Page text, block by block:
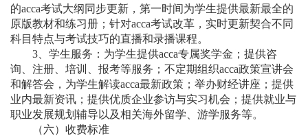
的acca考试大纲同步更新，第一时间为学生提供最新最全的
原版教材和练习册；针对acca考试改革，实时更新契合不同
科目特点与考试技巧的直播和录播课程。
3 、学生服务：为学生提供acca专属奖学金； 提供咨
询、注册、培训、报考等服务；不定期组织acca政策宣讲会
和解答会，为学生解读acca最新政策；举办财经讲座；提供
业内最新资讯；提供优质企业参访与实习机会；提供就业与
职业发展规划辅导以及相关海外留学、游学服务等。
（六）收费标准